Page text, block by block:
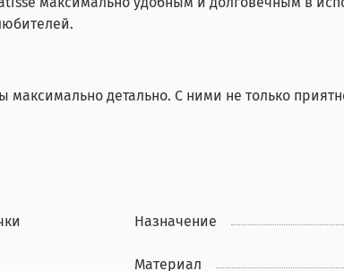
детально. С ними не только
Назначение
Материал